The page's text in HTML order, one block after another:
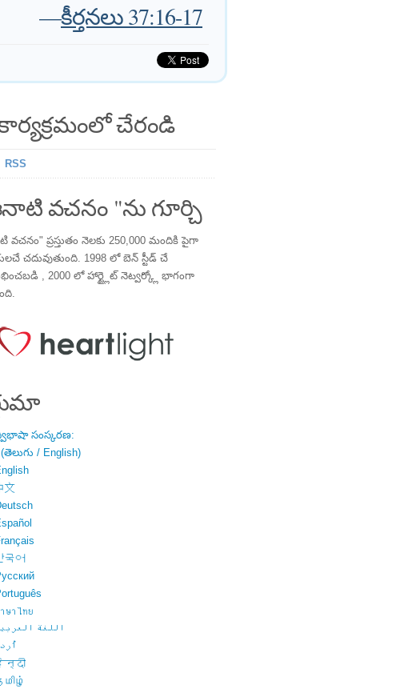
—కీర్తనలు 37:16-17
చేరండి
RSS
వచనం "ను గూర్చి
ప్రస్తుతం నెలకు 250,000 మందికి పైగా
చదువుతుంది. 1998 లో బెన్ స్టీడ్ చే
, 2000 లో హార్ట్లైట్ నెట్వర్క్లో భాగంగా
సంస్కరణ:
(తెలుగు / English)
文
국어
ษาไทย
اللغة